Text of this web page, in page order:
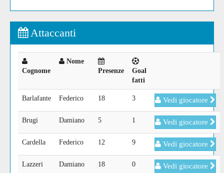
Attaccanti
Cognome
Nome
Presenze
Goal
fatti
Barlafante Federico 18 3 Vedi giocatore
Brugi Damiano 5 1 Vedi giocatore
Cardella Federico 12 9 Vedi giocatore
Lazzeri Damiano 18 0 Vedi giocatore